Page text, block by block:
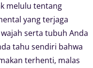
melulu tentang
yang terjaga
serta tubuh Anda
tahu sendiri bahwa
terhenti, malas